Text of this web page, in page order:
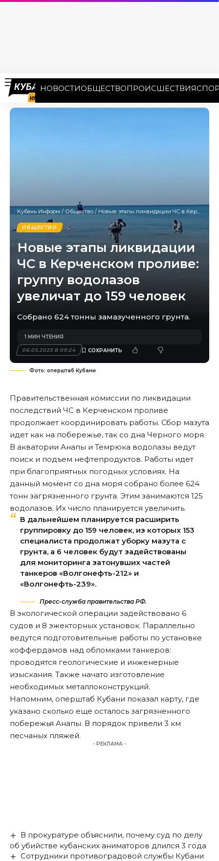
НОВОСТИОБЩЕСТВОПРОИСШЕСТВИЯ
Кубань Информ / Общество / Новые этапы ликвидации ЧС в Керченском проливе: группу водолазов увеличат до 159 человек
ОБЩЕСТВО
Новые этапы ликвидации
ЧС в Керченском проливе:
группу водолазов
увеличат до 159 человек
Собрано 624 тонны замазученного грунта.
06.05.2025 В 09:24
1 МИН ЧТЕНИЯ
Фото: оперштаб Кубани
Правительственная комиссии по ликвидации
последствий ЧС в Керченском проливе
продолжает координировать работы. Сбор мазута
идет как на побережье, так со дна Черного моря.
В акватории Анапы и Темрюка водолазы ведут
поиск и подъем нефтепродуктов. Работы идет
при благоприятных погодных условиях. На
данный момент со дна моря собрано более 624
тонн загрязненного грунта. Этим занимаются 125
водолазов. Их число планируется увеличить.
В дальнейшем планируется расширить
группировку до 159 человек, из которых 153
специалиста продолжат уборку мазута с
грунта, а 6 человек будут задействованы
для мониторинга затонувших частей
танкеров «Волгонефть-212» и
«Волгонефть-239».
Пресс-служба правительства РФ.
В экологической операции задействовано 6
судов и 8 эжекторных установок. Параллельно
ведутся подготовительные работы по установке
коффердамов над обломками танкеров:
проводятся геологические и инженерные
изыскания. Также начато изготовление
необходимых металлоконструкций.
Напомним, оперштаб Кубани показал карту, где
указано сколько еще осталось загрязненного
побережья Анапы. В порядок привели 3 км
песчаных пляжей.
- РЕКЛАМА -
В прокуратуре объяснили, почему суд по делу
об убийстве кубанских аниматоров длился 3 года
Сотрудники противоградовой службы Кубани